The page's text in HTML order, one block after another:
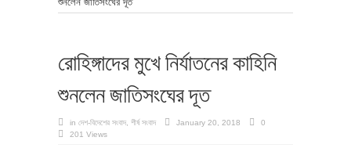
রোহিঙ্গাদের মুখে নির্যাতনের কাহিনি
শুনলেন জাতিসংঘের দূত
in দেশ-বিদেশের সংবাদ শীর্ষ সংবাদ January 20, 2018
0
201 Views